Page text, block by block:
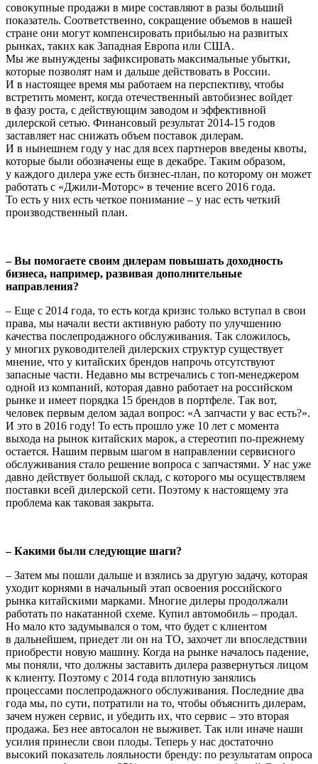
совокупные продажи в мире составляют в разы больший
показатель. Соответственно, сокращение объемов в нашей
стране они могут компенсировать прибылью на развитых
рынках, таких как Западная Европа или США.
Мы же вынуждены зафиксировать максимальные убытки,
которые позволят нам и дальше действовать в России.
И в настоящее время мы работаем на перспективу, чтобы
встретить момент, когда отечественный автобизнес войдет
в фазу роста, с действующим заводом и эффективной
дилерской сетью. Финансовый результат 2014-15 годов
заставляет нас снижать объем поставок дилерам.
И в нынешнем году у нас для всех партнеров введены квоты,
которые были обозначены еще в декабре. Таким образом,
у каждого дилера уже есть бизнес-план, по которому он может
работать с «Джили-Моторс» в течение всего 2016 года.
То есть у них есть четкое понимание – у нас есть четкий
производственный план.
– Вы помогаете своим дилерам повышать доходность
бизнеса, например, развивая дополнительные
направления?
– Еще с 2014 года, то есть когда кризис только вступал в свои
права, мы начали вести активную работу по улучшению
качества послепродажного обслуживания. Так сложилось,
у многих руководителей дилерских структур существует
мнение, что у китайских брендов напрочь отсутствуют
запасные части. Недавно мы встречались с топ-менеджером
одной из компаний, которая давно работает на российском
рынке и имеет порядка 15 брендов в портфеле. Так вот,
человек первым делом задал вопрос: «А запчасти у вас есть?».
И это в 2016 году! То есть прошло уже 10 лет с момента
выхода на рынок китайских марок, а стереотип по-прежнему
остается. Нашим первым шагом в направлении сервисного
обслуживания стало решение вопроса с запчастями. У нас уже
давно действует большой склад, с которого мы осуществляем
поставки всей дилерской сети. Поэтому к настоящему эта
проблема как таковая закрыта.
– Какими были следующие шаги?
– Затем мы пошли дальше и взялись за другую задачу, которая
уходит корнями в начальный этап освоения российского
рынка китайскими марками. Многие дилеры продолжали
работать по накатанной схеме. Купил автомобиль – продал.
Но мало кто задумывался о том, что будет с клиентом
в дальнейшем, приедет ли он на ТО, захочет ли впоследствии
приобрести новую машину. Когда на рынке началось падение,
мы поняли, что должны заставить дилера развернуться лицом
к клиенту. Поэтому с 2014 года вплотную занялись
процессами послепродажного обслуживания. Последние два
года мы, по сути, потратили на то, чтобы объяснить дилерам,
зачем нужен сервис, и убедить их, что сервис – это вторая
продажа. Без нее автосалон не выживет. Так или иначе наши
усилия принесли свои плоды. Теперь у нас достаточно
высокий показатель лояльности бренду: по результатам опроса